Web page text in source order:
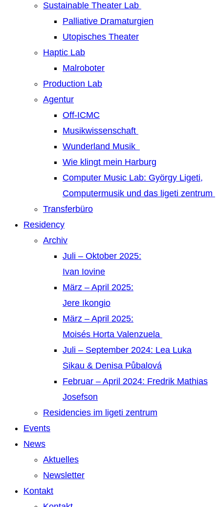
Sustainable Theater Lab
Palliative Dramaturgien
Utopisches Theater
Haptic Lab
Malroboter
Production Lab
Agentur
Off-ICMC
Musikwissenschaft
Wunderland Musik
Wie klingt mein Harburg
Computer Music Lab: György Ligeti,
Computermusik und das ligeti zentrum
Transferbüro
Residency
Archiv
Juli – Oktober 2025:
Ivan Iovine
März – April 2025:
Jere Ikongio
März – April 2025:
Moisés Horta Valenzuela
Juli – September 2024: Lea Luka
Sikau & Denisa Půbalová
Februar – April 2024: Fredrik Mathias
Josefson
Residencies im ligeti zentrum
Events
News
Aktuelles
Newsletter
Kontakt